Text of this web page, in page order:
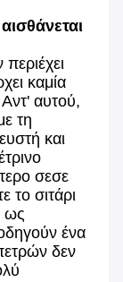
καμία
αυτού,
τη
και
σεσε
το σιτάρι
ως
ένα
δεν